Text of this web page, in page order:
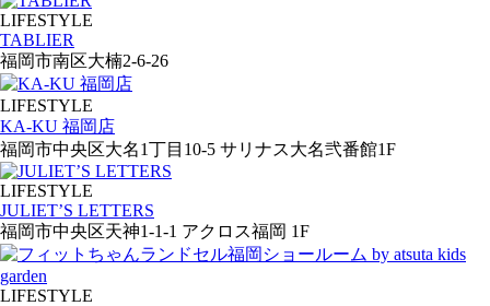
LIFESTYLE
TABLIER
福岡市南区大楠2-6-26
LIFESTYLE
KA-KU 福岡店
福岡市中央区大名1丁目10‐5 サリナス大名弐番館1F
LIFESTYLE
JULIET’S LETTERS
福岡市中央区天神1-1-1 アクロス福岡 1F
LIFESTYLE